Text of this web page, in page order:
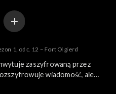
1, odc. 12 – Fort Olgierd
zaszyfrowaną przez
wiadomość, ale
mu uwierzyć. Dopiero gdy